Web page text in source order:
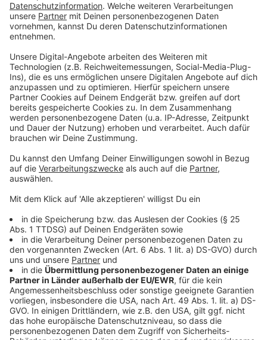
der Polizei angekommen, so der Moderator der
Sendung, Rudi Cerne, im Gespräch mit Radio
Leverkusen. Diese Menschen wollen die Ermittler
heute in der Sendung gezielt ansprechen.
Anzeige
Weitere Meldungen aus Leverkusen
Anzeige
Verbraucherzentrale mahnt: Gehwege bei Schnee und
Eis räumen!
Heute kein Präsenzunterricht an Leverkusener
Schulen
Übernahme des Remigiuskrankenhauses bestätigt
Anzeige